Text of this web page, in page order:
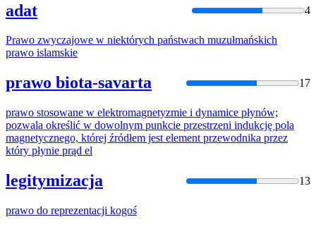
adat 4
Prawo zwyczajowe w niektórych państwach muzułmańskich
prawo islamskie
prawo biota-savarta 17
prawo stosowane w elektromagnetyzmie i dynamice płynów;
pozwala określić w dowolnym punkcie przestrzeni indukcję pola
magnetycznego, której źródłem jest element przewodnika przez
który płynie prąd el
legitymizacja 13
prawo do reprezentacji kogoś